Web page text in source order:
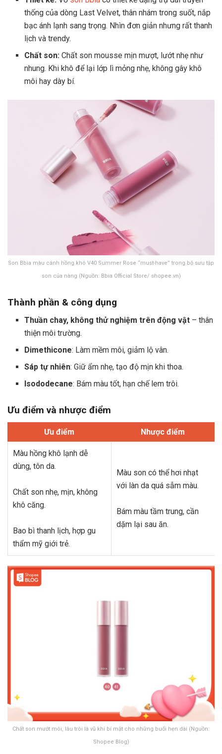
thống của dòng Last Velvet, thân nhám trong suốt, nắp
bạc ánh lạnh sang trọng. Nhìn đơn giản nhưng rất thanh
lịch và trendy.
Chất son: Chất son mousse mịn mượt, lướt nhẹ như
nhung. Khi khô để lại lớp lì mỏng nhẹ, không gây khô
môi hay dày bí.
Son Bbia màu cánh hồng khô V40 Summer Rose “must-have” trong bộ sưu tập
son của nàng (Nguồn: Bbia Official Store/ shopee.vn)
Thành phần & công dụng
Thuần chay, không thử nghiệm trên động vật – thân
thiện môi trường.
Dimethicone: Làm mềm môi, giảm lộ vân.
Sáp tự nhiên: Giữ ẩm nhẹ, tạo độ mịn khi thoa.
Isododecane: Bám màu tốt, hạn chế lem trôi.
Ưu điểm và nhược điểm
Ưu điểm Nhược điểm
Màu hồng khô lạnh dễ
dùng, tôn da.
Chất son nhẹ, mịn, không
khô căng.
Bao bì thanh lịch, hợp gu
thẩm mỹ giới trẻ.
Màu son có thể hơi nhạt
với làn da quá sẫm màu.
Bám màu tầm trung, cần
dặm lại sau ăn.
Chất son mướt môi, lâu trôi là vũ khí bí mật cho những buổi hẹn dài (Nguồn:
Shopee Blog)